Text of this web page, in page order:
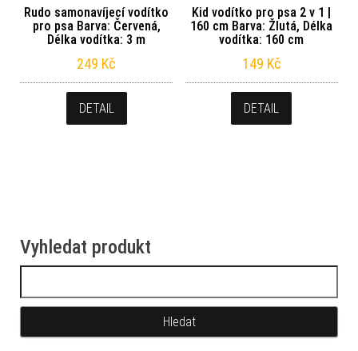
Rudo samonavíjecí vodítko
pro psa Barva: Červená,
Délka vodítka: 3 m
249 Kč
DETAIL
Kid vodítko pro psa 2 v 1 |
160 cm Barva: Žlutá, Délka
vodítka: 160 cm
149 Kč
DETAIL
Vyhledat produkt